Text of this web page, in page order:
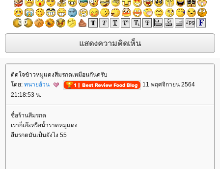
ติดใจข้าวหมูแดงสีมรกตเหมือนกันครับ
ดย: ทนายอ้วน
11 พฤศจิกายน 2564
21:18:53 น.
ชื่อร้านสีมรกต
เราก็เอ๊ะหรือน้ำราดหมูแดง
สีมรกตมันเป็นยังไง 55